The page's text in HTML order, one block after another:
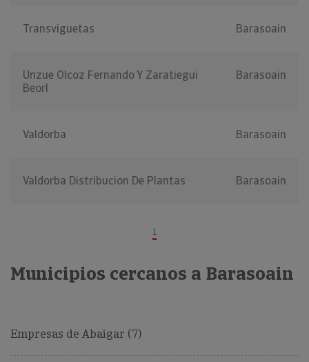
Transviguetas Barasoain
Unzue Olcoz Fernando Y Zaratiegui
Beorl
Barasoain
Valdorba Barasoain
Valdorba Distribucion De Plantas Barasoain
1
Municipios cercanos a Barasoain
Empresas de Abaigar (7)